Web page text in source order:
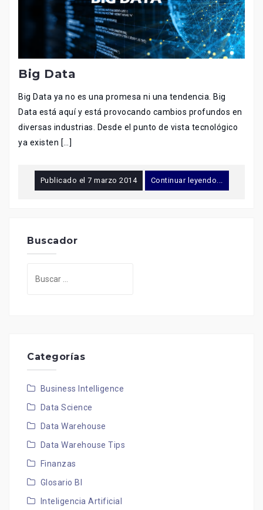
Big Data
Big Data ya no es una promesa ni una tendencia. Big
Data está aquí y está provocando cambios profundos en
diversas industrias. Desde el punto de vista tecnológico
ya existen […]
Publicado el 7 marzo 2014 Continuar leyendo...
Buscador
Categorías
Business Intelligence
Data Science
Data Warehouse
Data Warehouse Tips
Finanzas
Glosario BI
Inteligencia Artificial